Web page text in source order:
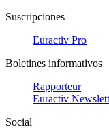
Suscripciones
Euractiv Pro
Boletines informativos
Rapporteur
Euractiv
Social